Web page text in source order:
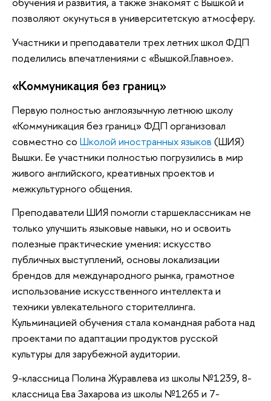
позволяют окунуться в университетскую атмосферу.
Участники и преподаватели трех летних школ ФДП
поделились впечатлениями с «Вышкой.Главное».
«Коммуникация без границ»
Первую полностью англоязычную летнюю школу
«Коммуникация без границ» ФДП организовал
совместно со Школой иностранных языков (ШИЯ)
Вышки. Ее участники полностью погрузились в мир
живого английского, креативных проектов и
межкультурного общения.
Преподаватели ШИЯ помогли старшеклассникам не
только улучшить языковые навыки, но и освоить
полезные практические умения: искусство
публичных выступлений, основы локализации
брендов для международного рынка, грамотное
использование искусственного интеллекта и
техники увлекательного сторителлинга.
Кульминацией обучения стала командная работа над
проектами по адаптации продуктов русской
культуры для зарубежной аудитории.
9-классница Полина Журавлева из школы №1239, 8-
классница Ева Захарова из школы №1265 и 7-